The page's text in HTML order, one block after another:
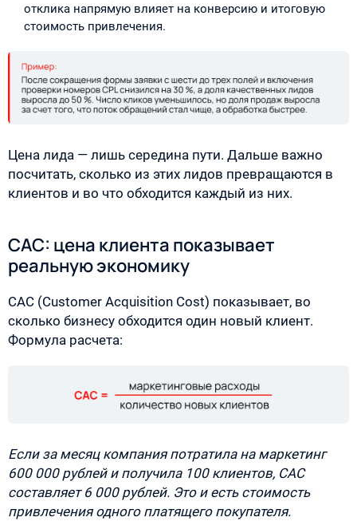
отклика напрямую влияет на конверсию и итоговую
стоимость привлечения.
Цена лида — лишь середина пути. Дальше важно
посчитать, сколько из этих лидов превращаются в
клиентов и во что обходится каждый из них.
CAC: цена клиента показывает
реальную экономику
CAC (Customer Acquisition Cost) показывает, во
сколько бизнесу обходится один новый клиент.
Формула расчета:
Если за месяц компания потратила на маркетинг
600 000 рублей и получила 100 клиентов, CAC
составляет 6 000 рублей. Это и есть стоимость
привлечения одного платящего покупателя.